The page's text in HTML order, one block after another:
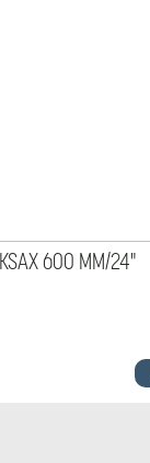
600 MM/24"